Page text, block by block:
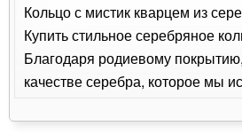
Кольцо с мистик кварцем из
Купить стильное серебряное
Благодаря родиевому
качестве серебра, которое мы